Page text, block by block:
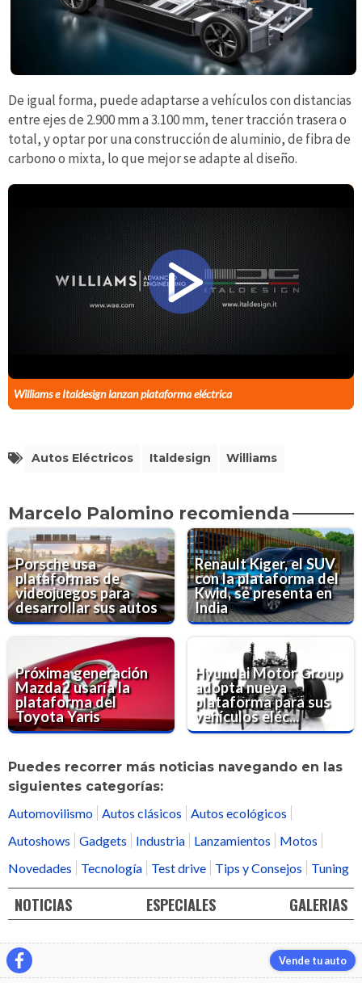
De igual forma, puede adaptarse a vehículos con distancias
entre ejes de 2.900 mm a 3.100 mm, tener tracción trasera o
total, y optar por una construcción de aluminio, de fibra de
carbono o mixta, lo que mejor se adapte al diseño.
Williams e Italdesign lanzan plataforma eléctrica
Autos Eléctricos Italdesign Williams
Marcelo Palomino recomienda
Porsche usa
plataformas de
videojuegos para
desarrollar sus autos
Renault Kiger, el SUV
con la plataforma del
Kwid, se presenta en
India
Próxima generación
Mazda2 usaría la
plataforma del
Toyota Yaris
Hyundai Motor Group
adopta nueva
plataforma para sus
vehículos eléc...
Puedes recorrer más noticias navegando en las
siguientes categorías:
Automovilismo Autos clásicos
Autos ecológicos
Autoshows
Gadgets Industria Lanzamientos
Motos
Novedades
Tecnología Test drive Tips y Consejos Tuning
NOTICIAS ESPECIALES GALERIAS
Vende tu auto